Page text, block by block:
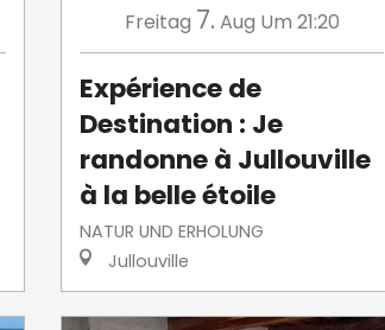
Freitag 7. Aug Um 21:20
Expérience de
Destination : Je
randonne à Jullouville
à la belle étoile
NATUR UND ERHOLUNG
Jullouville